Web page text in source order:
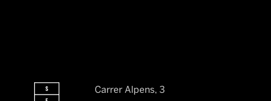
Carrer Alpens, 3